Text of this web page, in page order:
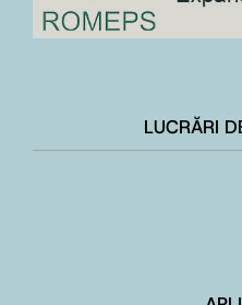
LUCRĂRI